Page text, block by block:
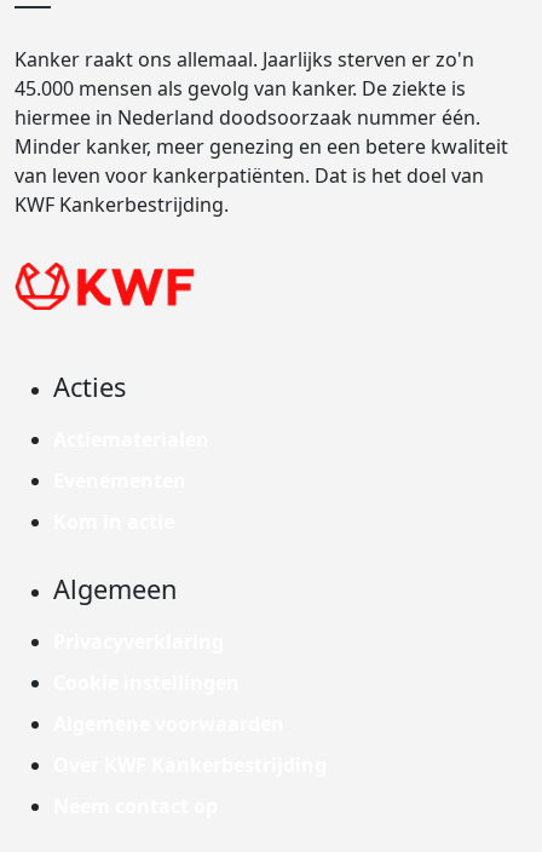
Kanker raakt ons allemaal. Jaarlijks sterven er zo'n
45.000 mensen als gevolg van kanker. De ziekte is
hiermee in Nederland doodsoorzaak nummer één.
Minder kanker, meer genezing en een betere kwaliteit
van leven voor kankerpatiënten. Dat is het doel van
KWF Kankerbestrijding.
Acties
Algemeen